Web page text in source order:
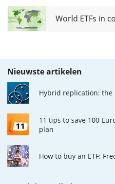
World ETFs in
Nieuwste artikelen
Hybrid replication: the
11 tips to save 100
plan
How to buy an ETF: